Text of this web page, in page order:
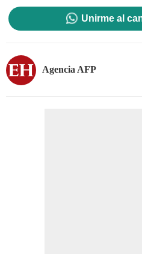
Unirme al
Agencia AFP